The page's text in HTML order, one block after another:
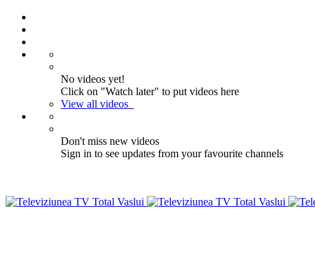
No videos yet!
Click on "Watch later" to put videos here
View all videos
Don't miss new videos
Sign in to see updates from your favourite channels